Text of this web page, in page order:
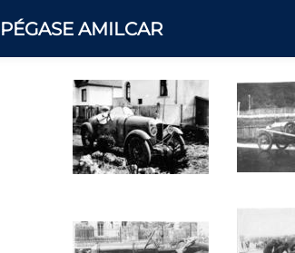
AMILCAR